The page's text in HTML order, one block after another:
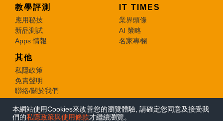
教學評測
應用秘技
新品測試
Apps 情報
IT TIMES
業界頭條
AI 策略
名家專欄
其他
私隱政策
免責聲明
聯絡/關於我們
© 2026 e-zone. All Rights Reserved.
本網站使用Cookies來改善您的瀏覽體驗, 請確定您同意及接受我
們的私隱政策與使用條款才繼續瀏覽。